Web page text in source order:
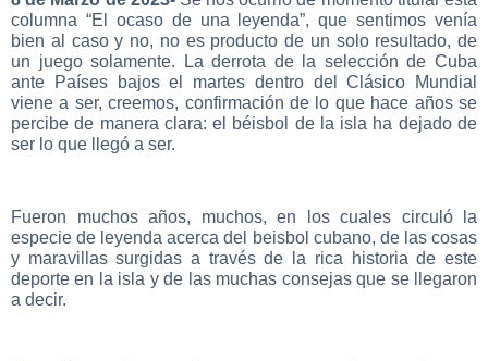
columna “El ocaso de una leyenda”, que sentimos venía
bien al caso y no, no es producto de un solo resultado, de
un juego solamente. La derrota de la selección de Cuba
ante Países bajos el martes dentro del Clásico Mundial
viene a ser, creemos, confirmación de lo que hace años se
percibe de manera clara: el béisbol de la isla ha dejado de
ser lo que llegó a ser.
Fueron muchos años, muchos, en los cuales circuló la
especie de leyenda acerca del beisbol cubano, de las cosas
y maravillas surgidas a través de la rica historia de este
deporte en la isla y de las muchas consejas que se llegaron
a decir.